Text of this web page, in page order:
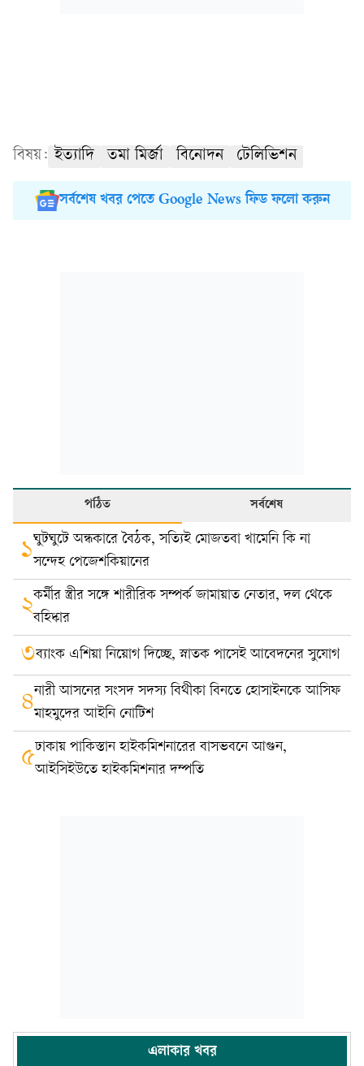
বিষয়: ইত্যাদি তমা মির্জা বিনোদন টেলিভিশন
সর্বশেষ খবর পেতে Google News ফিড ফলো করুন
পঠিত সর্বশেষ
১ঘুটঘুটে অন্ধকারে বৈঠক, সত্যিই মোজতবা খামেনি কি না
সন্দেহ পেজেশকিয়ানের
২কর্মীর স্ত্রীর সঙ্গে শারীরিক সম্পর্ক জামায়াত নেতার, দল থেকে
বহিষ্কার
৩ব্যাংক এশিয়া নিয়োগ দিচ্ছে, স্নাতক পাসেই আবেদনের সুযোগ
৪নারী আসনের সংসদ সদস্য বিথীকা বিনতে হোসাইনকে আসিফ
মাহমুদের আইনি নোটিশ
৫ঢাকায় পাকিস্তান হাইকমিশনারের বাসভবনে আগুন,
আইসিইউতে হাইকমিশনার দম্পতি
এলাকার খবর